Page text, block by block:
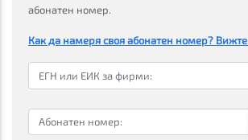
абонатен номер.
Как да намеря своя абонатен номер? Вижте